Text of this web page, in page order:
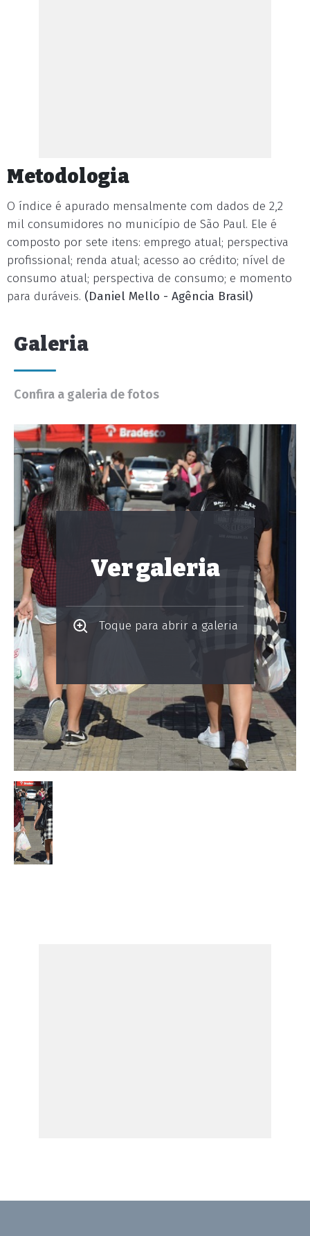
Metodologia
O índice é apurado mensalmente com dados de 2,2
mil consumidores no município de São Paul. Ele é
composto por sete itens: emprego atual; perspectiva
profissional; renda atual; acesso ao crédito; nível de
consumo atual; perspectiva de consumo; e momento
para duráveis. (Daniel Mello - Agência Brasil)
Galeria
Confira a galeria de fotos
Ver galeria
Toque para abrir a galeria